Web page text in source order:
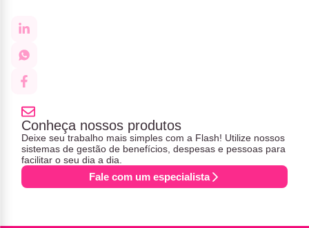
Conheça nossos produtos
Deixe seu trabalho mais simples com a Flash! Utilize nossos
sistemas de gestão de benefícios, despesas e pessoas para
facilitar o seu dia a dia.
Fale com um especialista